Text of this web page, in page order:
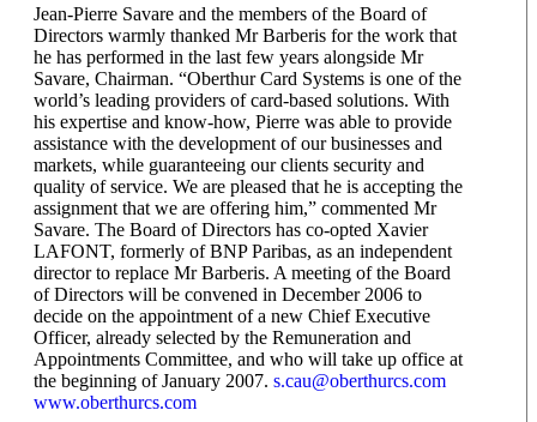
Jean-Pierre Savare and the members of the Board of
Directors warmly thanked Mr Barberis for the work that
he has performed in the last few years alongside Mr
Savare, Chairman. “Oberthur Card Systems is one of the
world’s leading providers of card-based solutions. With
his expertise and know-how, Pierre was able to provide
assistance with the development of our businesses and
markets, while guaranteeing our clients security and
quality of service. We are pleased that he is accepting the
assignment that we are offering him,” commented Mr
Savare. The Board of Directors has co-opted Xavier
LAFONT, formerly of BNP Paribas, as an independent
director to replace Mr Barberis. A meeting of the Board
of Directors will be convened in December 2006 to
decide on the appointment of a new Chief Executive
Officer, already selected by the Remuneration and
Appointments Committee, and who will take up office at
the beginning of January 2007. s.cau@oberthurcs.com
www.oberthurcs.com